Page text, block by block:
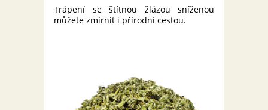
Trápení se štítnou žlázou sníženou
můžete zmírnit i přírodní cestou.